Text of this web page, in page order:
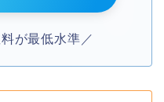
が最低水準／